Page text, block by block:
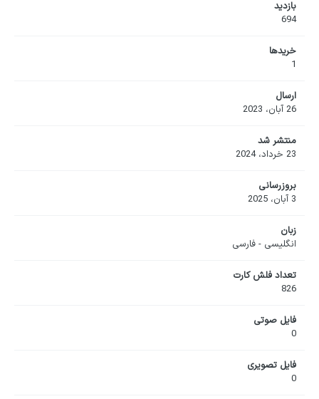
بازدید
694
خریدها
1
ارسال
26 آبان، 2023
منتشر شد
23 خرداد، 2024
بروزرسانی
3 آبان، 2025
زبان
انگلیسی - فارسی
تعداد فلش کارت
826
فایل صوتی
0
فایل تصویری
0